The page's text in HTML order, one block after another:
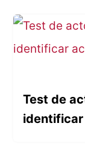
Test de
identificar